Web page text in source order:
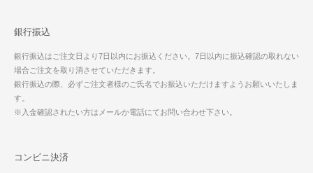
銀行振込
銀行振込はご注文日より7日以内にお振込ください。7日以内に振込確認の取れない
場合ご注文を取り消させていただきます。
銀行振込の際、必ずご注文者様のご氏名でお振込いただけますようお願いいたしま
す。
※入金確認されたい方はメールか電話にてお問い合わせ下さい。
コンビニ決済